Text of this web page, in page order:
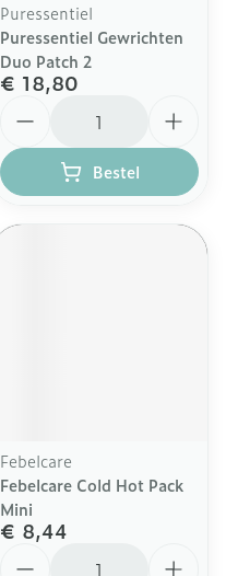
Puressentiel
Puressentiel Gewrichten
Duo Patch 2
€ 18,80
Bestel
Febelcare
Febelcare Cold Hot Pack
Mini
€ 8,44